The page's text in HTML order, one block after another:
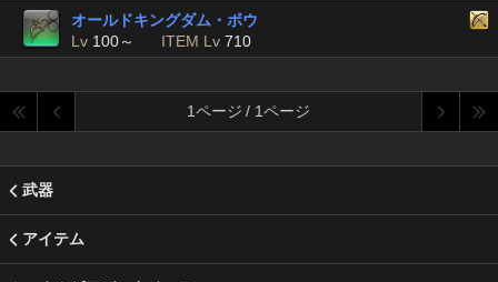
オールドキングダム・ボウ
Lv 100～ ITEM Lv 710
1ページ / 1ページ
武器
アイテム